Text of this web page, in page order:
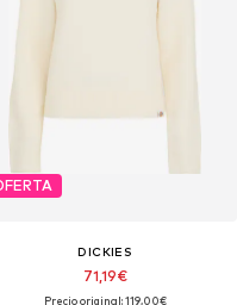
DICKIES
71,19€
Precio original: 119,00€